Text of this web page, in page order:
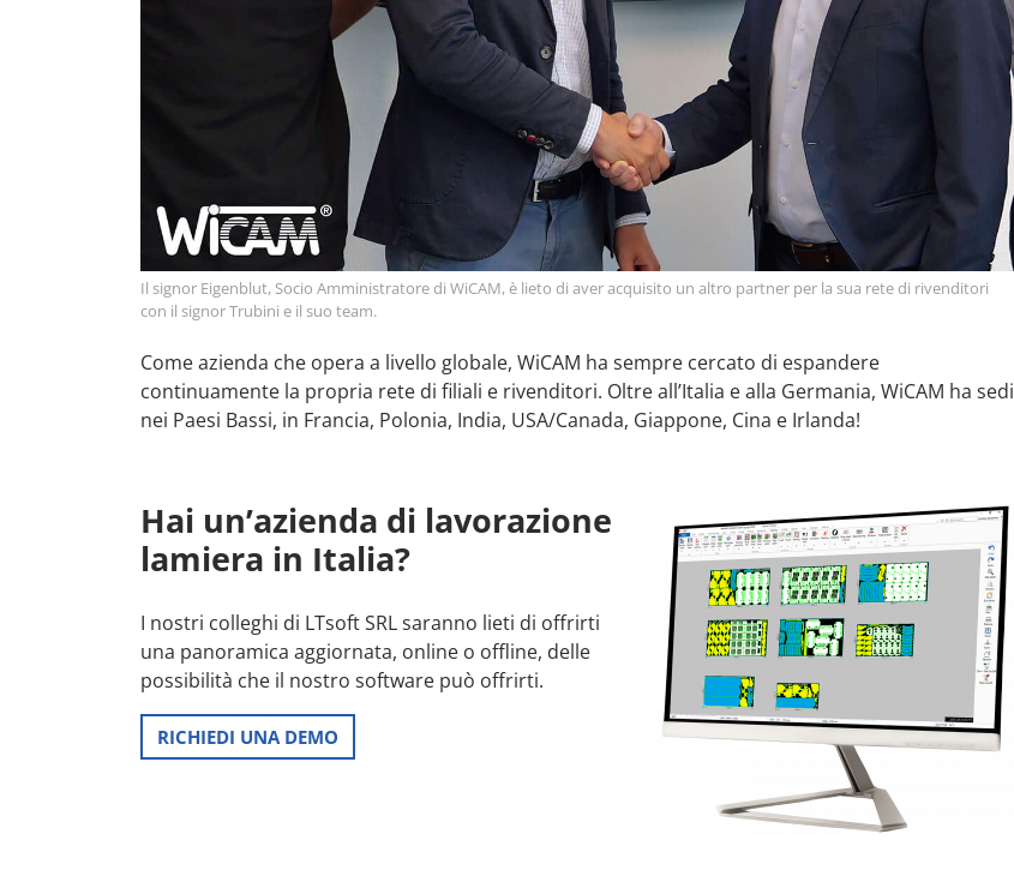
Il signor Eigenblut, Socio Amministratore di WiCAM, è lieto di aver acquisito un altro partner per la sua rete di rivenditori
con il signor Trubini e il suo team.
Come azienda che opera a livello globale, WiCAM ha sempre cercato di espandere
continuamente la propria rete di filiali e rivenditori. Oltre all’Italia e alla Germania, WiCAM ha sedi
nei Paesi Bassi, in Francia, Polonia, India, USA/Canada, Giappone, Cina e Irlanda!
Hai un’azienda di lavorazione
lamiera in Italia?
I nostri colleghi di LTsoft SRL saranno lieti di offrirti
una panoramica aggiornata, online o offline, delle
possibilità che il nostro software può offrirti.
RICHIEDI UNA DEMO